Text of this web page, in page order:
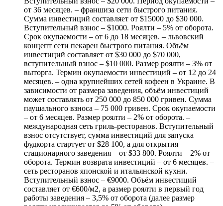
от 36 месяцев. – франшиза сети быстрого питания.
Сумма инвестиций составляет от $15000 до $30 000.
Вступительный взнос – $1000. Роялти – 5% от оборота.
Срок окупаемости – от 6 до 18 месяцев. – львовский
концепт сети пекарен быстрого питания. Объём
инвестиций составляет от $30 000 до $70 000,
вступительный взнос – $10 000. Размер роялти – 3% от
выторга. Термин окупаемости инвестиций – от 12 до 24
месяцев. – одна крупнейших сетей кофеен в Украине. В
зависимости от размера заведения, объём инвестиций
может составлять от 250 000 до 850 000 гривен. Сумма
паушального взноса – 75 000 гривен. Срок окупаемости
– от 6 месяцев. Размер роялти – 2% от оборота. –
международная сеть гриль-ресторанов. Вступительный
взнос отсутствует, сумма инвестиций для запуска
фудкорта стартует от $28 100, а для открытия
стационарного заведения – от $33 800. Роялти – 2% от
оборота. Термин возврата инвестиций – от 6 месяцев. –
сеть ресторанов японской и итальянской кухни.
Вступительный взнос – €9000. Объём инвестиций
составляет от €600/м2, а размер роялти в первый год
работы заведения – 3,5% от оборота (далее размер